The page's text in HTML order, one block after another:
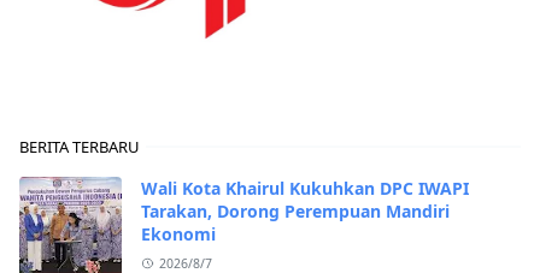
BERITA TERBARU
Wali Kota Khairul Kukuhkan DPC IWAPI
Tarakan, Dorong Perempuan Mandiri
Ekonomi
2026/8/7